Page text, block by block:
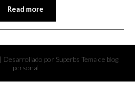
Read more
| Desarrollado por Superbs Tema de blog
personal